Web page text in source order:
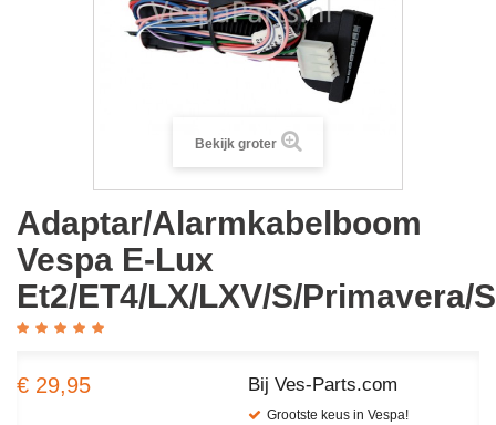
Bekijk groter
Adaptar/Alarmkabelboom
Vespa E-Lux
Et2/ET4/LX/LXV/S/Primavera/
€ 29,95 Bij Ves-Parts.com
Grootste keus in Vespa!